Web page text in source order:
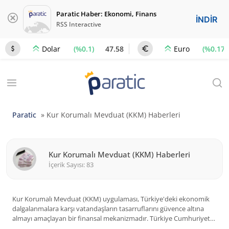
Paratic Haber: Ekonomi, Finans
RSS Interactive İNDİR
Dolar (%0.1) 47.58 Euro (%0.17)
Paratic » Kur Korumalı Mevduat (KKM) Haberleri
Kur Korumalı Mevduat (KKM) Haberleri
İçerik Sayısı: 83
Kur Korumalı Mevduat (KKM) uygulaması, Türkiye'deki ekonomik
dalgalanmalara karşı vatandaşların tasarruflarını güvence altına
almayı amaçlayan bir finansal mekanizmadır. Türkiye Cumhuriyet